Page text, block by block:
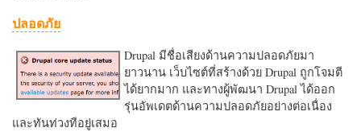
ปลอดภัย
Drupal มีชื่อเสียงด้านความปลอดภัยมา
ยาวนาน เว็บไซต์ที่สร้างด้วย Drupal ถูกโจมตี
ได้ยากมาก และทางผู้พัฒนา Drupal ได้ออก
รุ่นอัพเดตด้านความปลอดภัยอย่างต่อเนื่อง
และทันท่วงทีอยู่เสมอ